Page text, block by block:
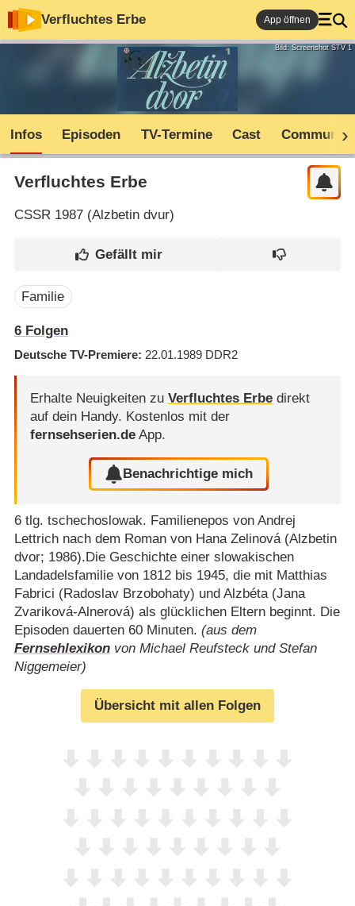
Verfluchtes Erbe App öffnen
Bild: Screenshot STV 1
Infos Episoden TV-Termine Cast Community
Verfluchtes Erbe
CSSR1987 (Alzbetin dvur)
Familie
6Folgen
Deutsche TV-Premiere 22.01.1989 DDR2
Erhalte Neuigkeiten zu Verfluchtes Erbedirekt
auf dein Handy. Kostenlos mit der
fernsehserien.deApp.
Benachrichtige mich
6 tlg. tschechoslowak. Familienepos von Andrej
Lettrich nach dem Roman von Hana Zelinová (Alzbetin
dvor; 1986).Die Geschichte einer slowakischen
Landadelsfamilie von 1812 bis 1945, die mit Matthias
Fabrici (Radoslav Brzobohaty) und Alzbéta (Jana
Zvariková-Alnerová) als glücklichen Eltern beginnt. Die
Episoden dauerten 60 Minuten. (aus dem
Fernsehlexikonvon Michael Reufsteck und Stefan
Niggemeier)
Übersicht mit allen Folgen